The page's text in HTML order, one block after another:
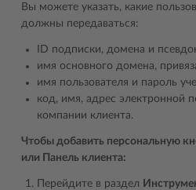
Вы можете указать, какие
должны передаваться:
ID подписки, домена и
имя основного домена,
имя пользователя и пароль
код, имя, адрес электронной
компании клиента.
Чтобы добавить персональную
или Панель клиента:
Перейдите в раздел